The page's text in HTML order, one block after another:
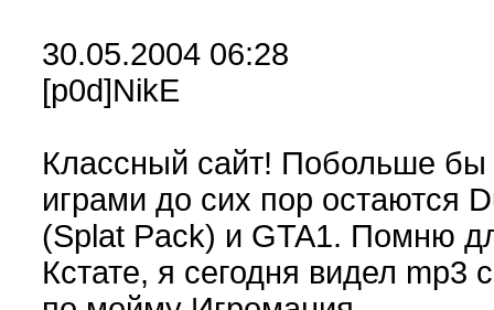
30.05.2004 06:28
[p0d]NikE
Классный сайт! Побольше
играми до сих пор остаются
(Splat Pack) и GTA1. Помню
Кстате, я сегодня видел mp3